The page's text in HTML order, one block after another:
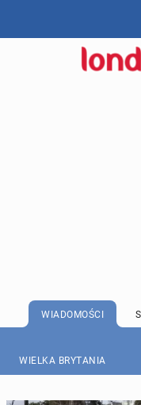
WIADOMOŚCI
WIELKA BRYTANIA